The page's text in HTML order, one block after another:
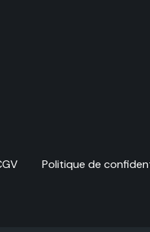
Politique de